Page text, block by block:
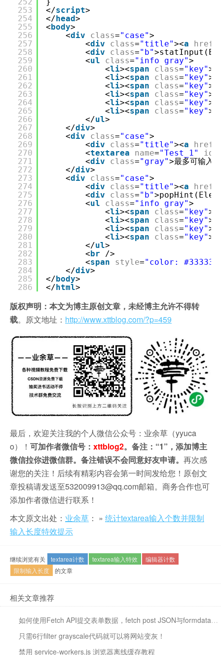
253
254
255
256
257
258
259
260
261
262
263
264
265
266
267
268
269
270
271
272
273
274
275
276
277
278
279
280
281
282
283
284
285
286
</script>
</head>
<body>
<div class="case">
<div class="title"><a href
<div class="b"
<ul class="info gray">
<li><span class="key"
<li><span class="key"
<li><span class="key"
<li><span class="key"
<li><span class="key"
<li><span class="key"
</ul>
</div>
<div class="case">
<div class="title"><a href
<textarea name="Test_1" id
<div class="gray">最多可输入<
</div>
<div class="case">
<div class="title"><a href
<div class="b"
<ul class="info gray">
<li><span class="key"
<li><span class="key"
<li><span class="key"
<li><span class="key"
</ul>
<br
/>
<span style="color:
</div>
</body>
</html>
版权声明：本文为博主原创文章，未经博主允许不得转
载。原文地址： http://www.xttblog.com/?p=459
最后，欢迎关注我的个人微信公众号：业余草（yyuca
o）！ 可加作者微信号： xttblog2。备注：“1”，添加博主
微信拉你进微信群。备注错误不会同意好友申请。 再次感
谢您的关注！后续有精彩内容会第一时间发给您！原创文
章投稿请发送至532009913@qq.com邮箱。商务合作也可
添加作者微信进行联系！
本文原文出处： 业余草 ： » 统计textarea输入个数并限制
输入长度特效提示
继续浏览有关 textarea计数 textarea输入特效
编辑器计数
限制输入长度
的文章
相关文章推荐
如何使用Fetch API提交表单数据，fetch post JSON与formdata、文件上传实践
只需6行filter grayscale代码就可以将网站变灰！
禁用 service-workers.js 浏览器离线缓存教程